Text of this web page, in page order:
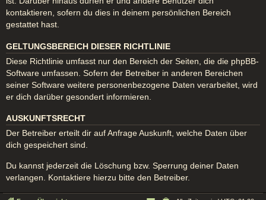
kontaktieren, sofern du dies in deinem persönlichen Bereich
gestattet hast.
GELTUNGSBEREICH DIESER RICHTLINIE
Diese Richtlinie umfasst nur den Bereich der Seiten, die die phpBB-
Software umfassen. Sofern der Betreiber in anderen Bereichen
seiner Software weitere personenbezogene Daten verarbeitet, wird
er dich darüber gesondert informieren.
AUSKUNFTSRECHT
Der Betreiber erteilt dir auf Anfrage Auskunft, welche Daten über
dich gespeichert sind.
Du kannst jederzeit die Löschung bzw. Sperrung deiner Daten
verlangen. Kontaktiere hierzu bitte den Betreiber.